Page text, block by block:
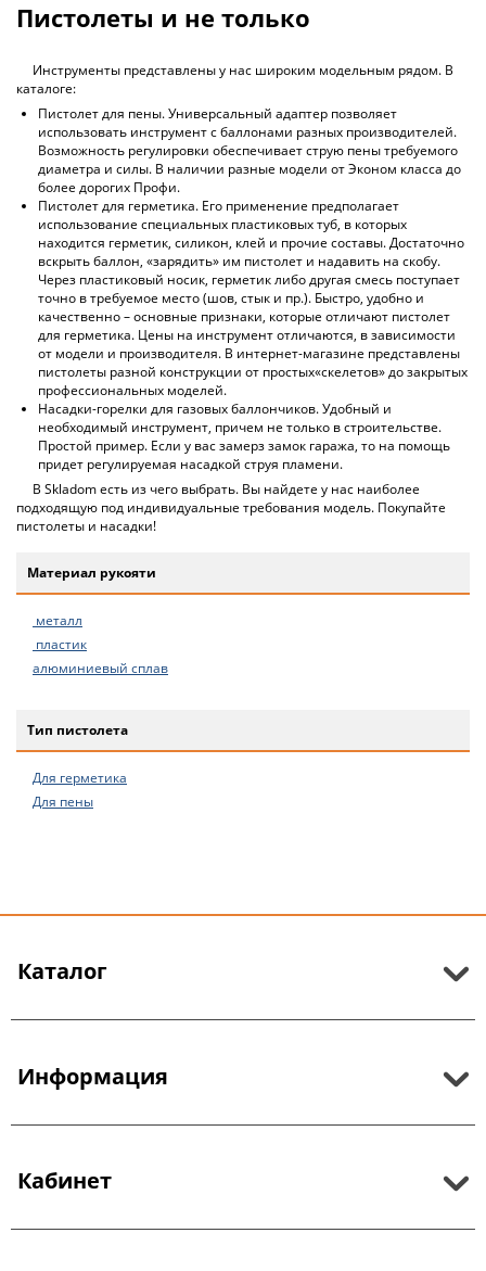
Пистолеты и не только
Инструменты представлены у нас широким модельным рядом. В
каталоге:
Пистолет для пены. Универсальный адаптер позволяет
использовать инструмент с баллонами разных производителей.
Возможность регулировки обеспечивает струю пены требуемого
диаметра и силы. В наличии разные модели от Эконом класса до
более дорогих Профи.
Пистолет для герметика. Его применение предполагает
использование специальных пластиковых туб, в которых
находится герметик, силикон, клей и прочие составы. Достаточно
вскрыть баллон, «зарядить» им пистолет и надавить на скобу.
Через пластиковый носик, герметик либо другая смесь поступает
точно в требуемое место (шов, стык и пр.). Быстро, удобно и
качественно – основные признаки, которые отличают пистолет
для герметика. Цены на инструмент отличаются, в зависимости
от модели и производителя. В интернет-магазине представлены
пистолеты разной конструкции от простых«скелетов» до закрытых
профессиональных моделей.
Насадки-горелки для газовых баллончиков. Удобный и
необходимый инструмент, причем не только в строительстве.
Простой пример. Если у вас замерз замок гаража, то на помощь
придет регулируемая насадкой струя пламени.
В Skladom есть из чего выбрать. Вы найдете у нас наиболее
подходящую под индивидуальные требования модель. Покупайте
пистолеты и насадки!
Материал рукояти
металл
пластик
алюминиевый сплав
Тип пистолета
Для герметика
Для пены
Каталог
Информация
Кабинет